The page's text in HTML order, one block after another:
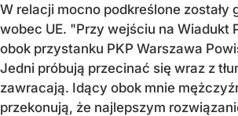
W relacji mocno podkreślone zostały
wobec UE. "Przy wejściu na Wiadukt
obok przystanku PKP Warszawa
Jedni próbują przecinać się wraz z
zawracają. Idący obok mnie
przekonują, że najlepszym